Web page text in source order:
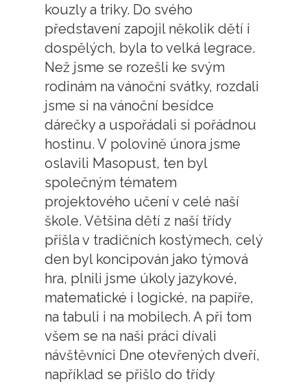
kouzly a triky. Do svého
představení zapojil několik dětí i
dospělých, byla to velká legrace.
Než jsme se rozešli ke svým
rodinám na vánoční svátky, rozdali
jsme si na vánoční besídce
dárečky a uspořádali si pořádnou
hostinu. V polovině února jsme
oslavili Masopust, ten byl
společným tématem
projektového učení v celé naší
škole. Většina dětí z naší třídy
přišla v tradičních kostýmech, celý
den byl koncipován jako týmová
hra, plnili jsme úkoly jazykové,
matematické i logické, na papíře,
na tabuli i na mobilech. A při tom
všem se na naši práci dívali
návštěvníci Dne otevřených dveří,
například se přišlo do třídy